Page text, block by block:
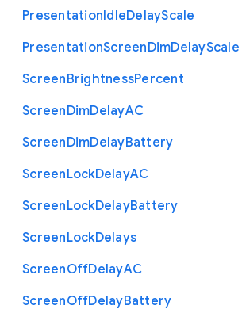
PresentationIdleDelayScale
PresentationScreenDimDelayScale
ScreenBrightnessPercent
ScreenDimDelayAC
ScreenDimDelayBattery
ScreenLockDelayAC
ScreenLockDelayBattery
ScreenLockDelays
ScreenOffDelayAC
ScreenOffDelayBattery